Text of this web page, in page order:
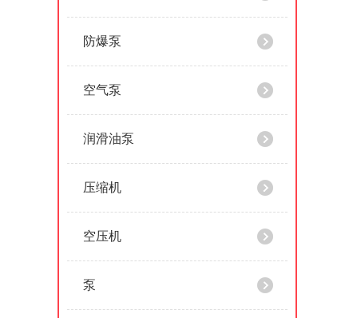
防爆泵
空气泵
润滑油泵
压缩机
空压机
泵